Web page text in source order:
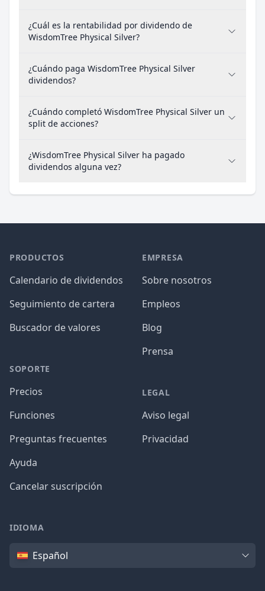
¿Cuál es la rentabilidad por dividendo de
WisdomTree Physical Silver?
¿Cuándo paga WisdomTree Physical Silver
dividendos?
¿Cuándo completó WisdomTree Physical Silver un
split de acciones?
¿WisdomTree Physical Silver ha pagado
dividendos alguna vez?
PRODUCTOS
Calendario de dividendos
Seguimiento de cartera
Buscador de valores
SOPORTE
Precios
Funciones
Preguntas frecuentes
Ayuda
Cancelar suscripción
EMPRESA
Sobre nosotros
Empleos
Blog
Prensa
LEGAL
Aviso legal
Privacidad
IDIOMA
IdiomaEspañol